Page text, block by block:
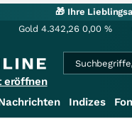
🎁 Ihre
Gold 4.342,26 0,00 %
eröffnen
Indizes